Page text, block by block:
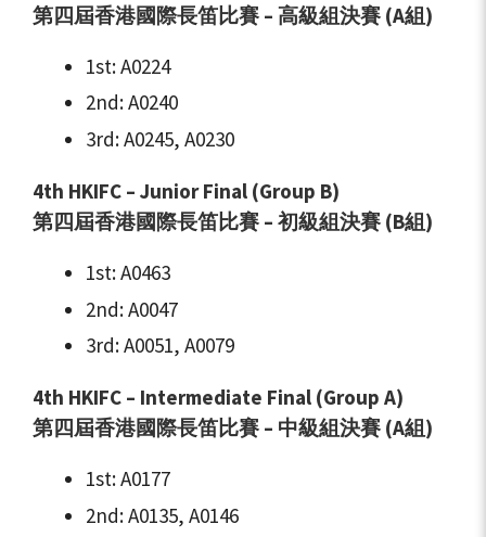
第四屆香港國際長笛比賽 – 高級組決賽 (A組)
1st: A0224
2nd: A0240
3rd: A0245, A0230
4th HKIFC – Junior Final (Group B)
第四屆香港國際長笛比賽 – 初級組決賽 (B組)
1st: A0463
2nd: A0047
3rd: A0051, A0079
4th HKIFC – Intermediate Final (Group A)
第四屆香港國際長笛比賽 – 中級組決賽 (A組)
1st: A0177
2nd: A0135, A0146